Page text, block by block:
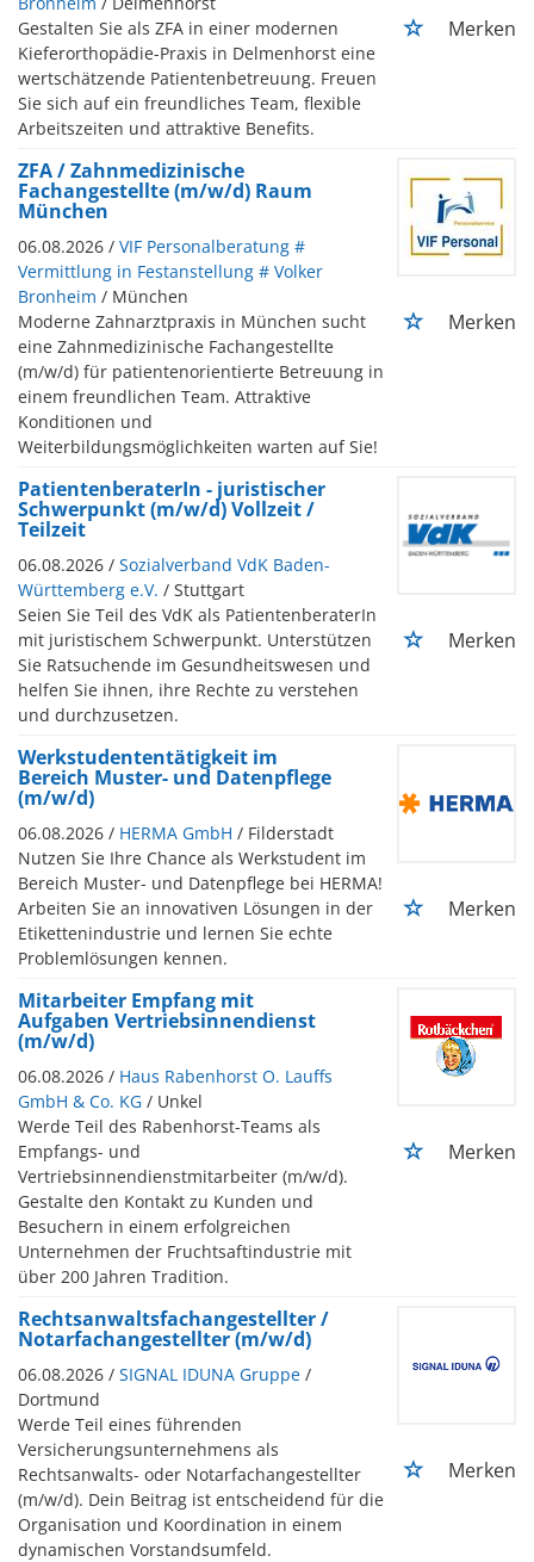
Gestalten Sie als ZFA in einer modernen
Kieferorthopädie-Praxis in Delmenhorst eine
wertschätzende Patientenbetreuung. Freuen
Sie sich auf ein freundliches Team, flexible
Arbeitszeiten und attraktive Benefits.
Merken
ZFA / Zahnmedizinische
Fachangestellte (m/w/d) Raum
München
06.08.2026 / VIF Personalberatung #
Vermittlung in Festanstellung # Volker
Bronheim / München
Moderne Zahnarztpraxis in München sucht
eine Zahnmedizinische Fachangestellte
(m/w/d) für patientenorientierte Betreuung in
einem freundlichen Team. Attraktive
Konditionen und
Weiterbildungsmöglichkeiten warten auf Sie!
Merken
PatientenberaterIn - juristischer
Schwerpunkt (m/w/d) Vollzeit /
Teilzeit
06.08.2026 / Sozialverband VdK Baden-
Württemberg e.V. / Stuttgart
Seien Sie Teil des VdK als PatientenberaterIn
mit juristischem Schwerpunkt. Unterstützen
Sie Ratsuchende im Gesundheitswesen und
helfen Sie ihnen, ihre Rechte zu verstehen
und durchzusetzen.
Merken
Werkstudententätigkeit im
Bereich Muster- und Datenpflege
(m/w/d)
06.08.2026 / HERMA GmbH / Filderstadt
Nutzen Sie Ihre Chance als Werkstudent im
Bereich Muster- und Datenpflege bei HERMA!
Arbeiten Sie an innovativen Lösungen in der
Etikettenindustrie und lernen Sie echte
Problemlösungen kennen.
Merken
Mitarbeiter Empfang mit
Aufgaben Vertriebsinnendienst
(m/w/d)
06.08.2026 / Haus Rabenhorst O. Lauffs
GmbH & Co. KG / Unkel
Werde Teil des Rabenhorst-Teams als
Empfangs- und
Vertriebsinnendienstmitarbeiter (m/w/d).
Gestalte den Kontakt zu Kunden und
Besuchern in einem erfolgreichen
Unternehmen der Fruchtsaftindustrie mit
über 200 Jahren Tradition.
Merken
Rechtsanwaltsfachangestellter /
Notarfachangestellter (m/w/d)
06.08.2026 / SIGNAL IDUNA Gruppe /
Dortmund
Werde Teil eines führenden
Versicherungsunternehmens als
Rechtsanwalts- oder Notarfachangestellter
(m/w/d). Dein Beitrag ist entscheidend für die
Organisation und Koordination in einem
dynamischen Vorstandsumfeld.
Merken